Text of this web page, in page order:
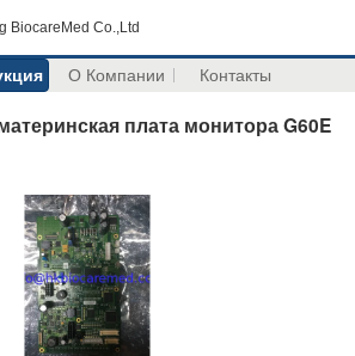
BiocareMed Co.,Ltd
О Компании Контакты
плата монитора G60E